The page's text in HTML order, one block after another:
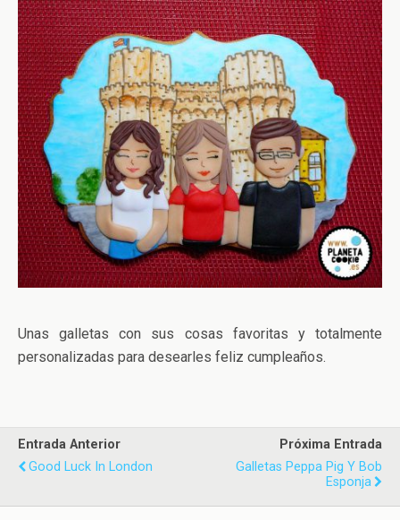
Unas galletas con sus cosas favoritas y totalmente
personalizadas para desearles feliz cumpleaños.
Entrada Anterior
Good Luck In London
Próxima Entrada
Galletas Peppa Pig Y Bob
Esponja